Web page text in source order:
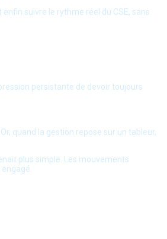
suivre le rythme réel du CSE, sans
persistante de devoir toujours
quand la gestion repose sur un tableur,
plus simple. Les mouvements